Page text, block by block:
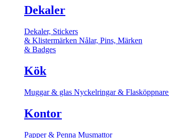
Dekaler
Dekaler, Stickers
& Klistermärken Nålar, Pins, Märken
& Badges
Kök
Muggar & glas Nyckelringar & Flasköppnare
Kontor
Papper & Penna Musmattor